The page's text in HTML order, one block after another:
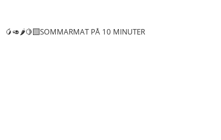
🥭🥑🌶️🍋‍🟩SOMMARMAT PÅ 10 MINUTER